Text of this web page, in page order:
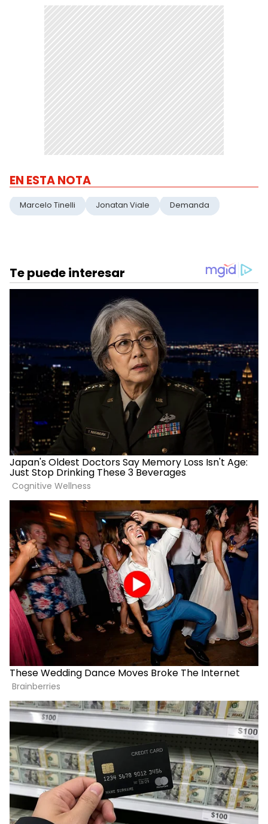
EN ESTA NOTA
Marcelo Tinelli Jonatan Viale Demanda